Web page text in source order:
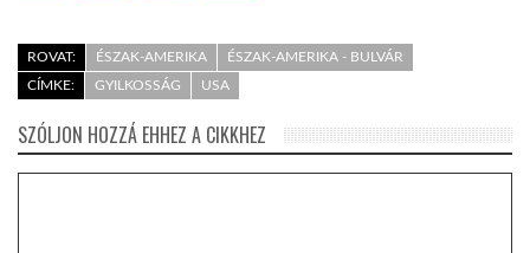
ROVAT: ÉSZAK-AMERIKA
ÉSZAK-AMERIKA - BULVÁR
CÍMKE:
GYILKOSSÁG USA
SZÓLJON HOZZÁ EHHEZ A CIKKHEZ